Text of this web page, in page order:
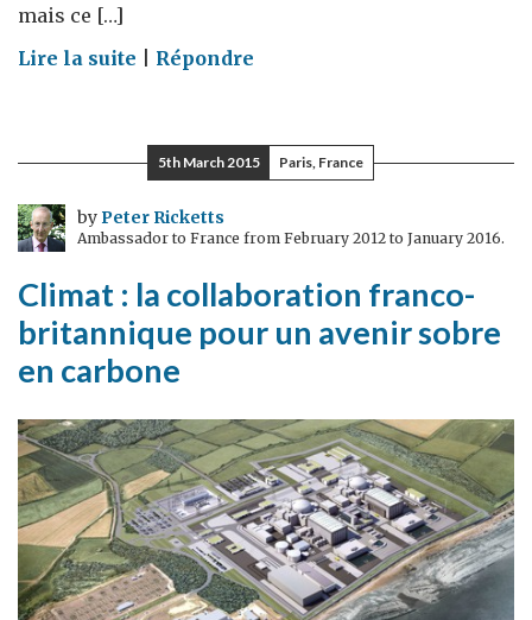
mais ce […]
Lire la suite on
la
Crimée
Répondre
5th March 2015 Paris, France
byPeter Ricketts
Ambassador to France from February 2012 to January 2016.
Climat : la collaboration franco-
britannique pour un avenir sobre
en carbone